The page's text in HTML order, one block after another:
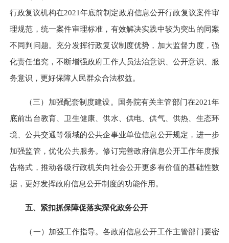
行政复议机构在2021年底前制定政府信息公开行政复议案件审
理规范，统一案件审理标准，有效解决实践中较为突出的同案
不同判问题。充分发挥行政复议制度优势，加大监督力度，强
化责任追究，不断增强政府工作人员法治意识、公开意识、服
务意识，更好保障人民群众合法权益。
（三）加强配套制度建设。 国务院有关主管部门在2021年
底前出台教育、卫生健康、供水、供电、供气、供热、生态环
境、公共交通等领域的公共企事业单位信息公开规定，进一步
加强监管，优化公共服务。修订完善政府信息公开工作年度报
告格式，推动各级行政机关向社会公开更多有价值的基础性数
据，更好发挥政府信息公开制度的功能作用。
五、紧扣抓保障促落实深化政务公开
（一）加强工作指导。各政府信息公开工作主管部门要密